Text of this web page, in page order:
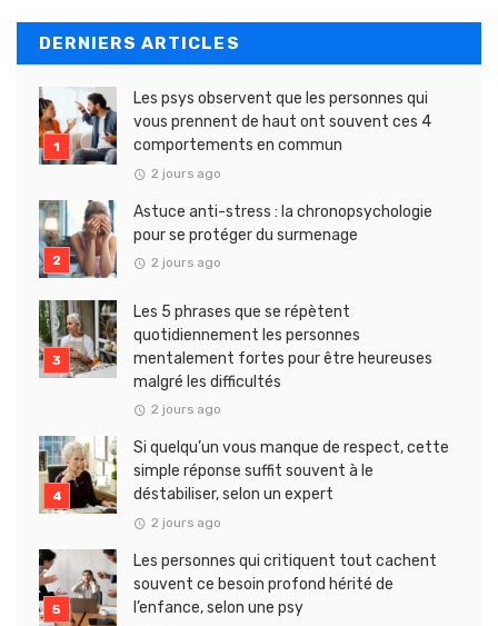
DERNIERS ARTICLES
Les psys observent que les personnes qui
vous prennent de haut ont souvent ces 4
comportements en commun
2 jours ago
Astuce anti-stress : la chronopsychologie
pour se protéger du surmenage
2 jours ago
Les 5 phrases que se répètent
quotidiennement les personnes
mentalement fortes pour être heureuses
malgré les difficultés
2 jours ago
Si quelqu’un vous manque de respect, cette
simple réponse suffit souvent à le
déstabiliser, selon un expert
2 jours ago
Les personnes qui critiquent tout cachent
souvent ce besoin profond hérité de
l’enfance, selon une psy